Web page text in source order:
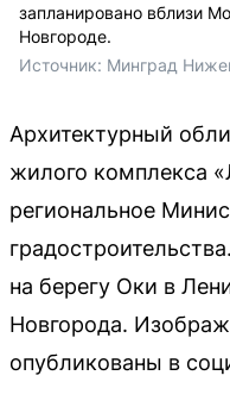
запланировано вблизи
Новгороде.
Источник: Минград
Архитектурный
жилого комплекса
региональное
на берегу Оки в
Новгорода.
опубликованы в